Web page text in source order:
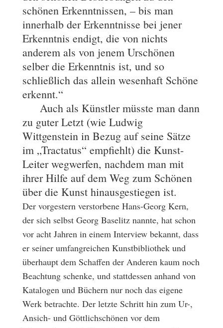
schönen Erkenntnissen, – bis man
innerhalb der Erkenntnisse bei jener
Erkenntnis endigt, die von nichts
anderem als von jenem Urschönen
selber die Erkenntnis ist, und so
schließlich das allein wesenhaft Schöne
erkennt.“
Auch als Künstler müsste man dann
zu guter Letzt (wie Ludwig
Wittgenstein in Bezug auf seine Sätze
im „Tractatus“ empfiehlt) die Kunst-
Leiter wegwerfen, nachdem man mit
ihrer Hilfe auf dem Weg zum Schönen
über die Kunst hinausgestiegen ist.
Der vorgestern verstorbene Hans-Georg Kern,
der sich selbst Georg Baselitz nannte, hat schon
vor acht Jahren in einem Interview bekannt, dass
er seiner umfangreichen Kunstbibliothek und
überhaupt dem Schaffen der Anderen kaum noch
Beachtung schenke, und stattdessen anhand von
Katalogen und Büchern nur noch das eigene
Werk betrachte. Der letzte Schritt hin zum Ur-,
Ansich- und Göttlichschönen vor dem